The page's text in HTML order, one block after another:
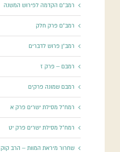
רמב"ם הקדמה לפירוש המשנה
רמב"ם פרק חלק
רמב"ן פרוש לדברים
רמבם – פרק ז
רמבם שמונה פרקים
רמח"ל מסילת ישרים פרק א
רמח"ל מסילת ישרים פרק יט
שחרור מיראת המוות – הרב קוק